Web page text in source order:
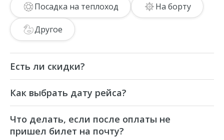
Посадка на теплоход На борту
Другое
Есть ли скидки?
предоставляются школьникам от 12 лет,
пенсионерам, инвалидам и студентам.
Для многодетных семей скидки
отсутствуют, но есть скидки на билеты
Как выбрать дату рейса?
выбирать дату нового дня, так как данная
экскурсия стартует после 00:00. Например,
Что делать, если после оплаты не
пришел билет на почту?